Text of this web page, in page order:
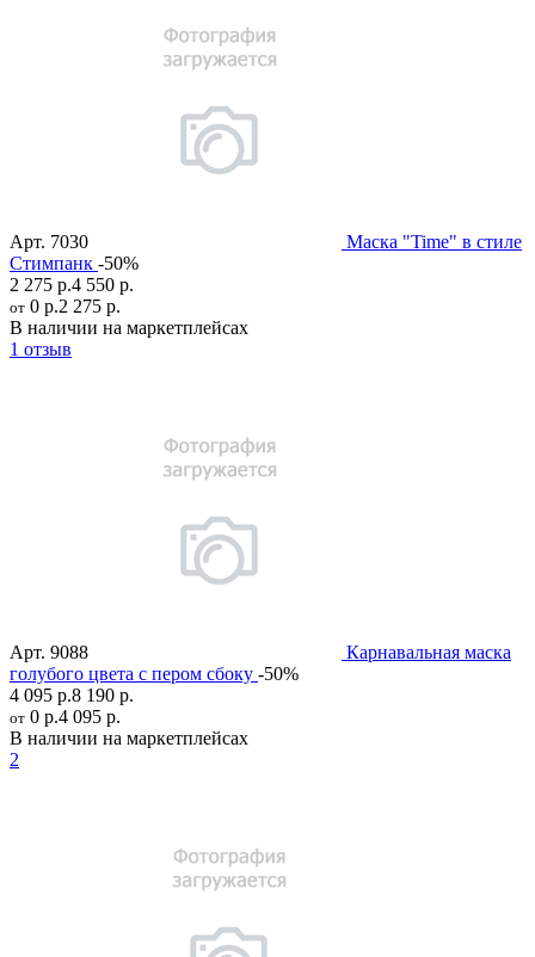
Арт. 7030
Маска "Time" в стиле
Стимпанк -50%
2 275 р.4 550 р.
от 0 р.2 275 р.
В наличии на маркетплейсах
1 отзыв
Арт. 9088
Карнавальная маска
голубого цвета с пером сбоку -50%
4 095 р.8 190 р.
от 0 р.4 095 р.
В наличии на маркетплейсах
2